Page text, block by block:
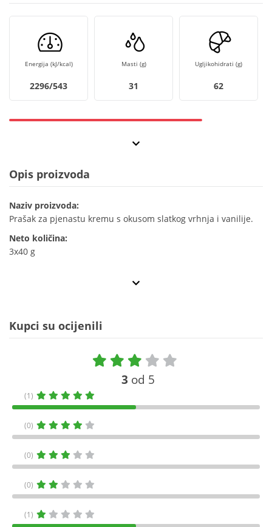
Energija (kJ/kcal)
2296/543
Masti (g)
31
Ugljikohidrati (g)
62
Opis proizvoda
Naziv proizvoda:
Prašak za pjenastu kremu s okusom slatkog vrhnja i vanilije.
Neto količina:
3x40 g
Kupci su ocijenili
3 od 5
(1)
(0)
(0)
(0)
(1)